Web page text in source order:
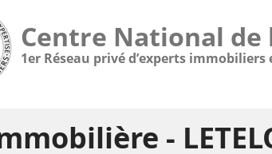
Centre National de
1er Réseau privé d’experts immobiliers
-